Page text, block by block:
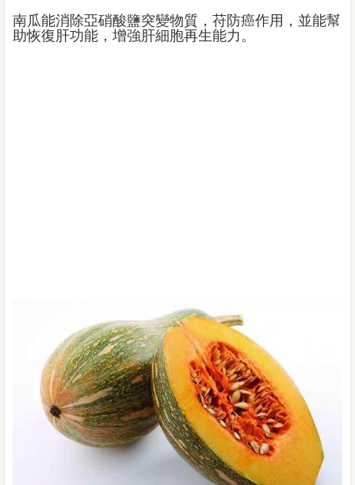
南瓜能消除亞硝酸鹽突變物質，苻防癌作用，並能幫
助恢復肝功能，增強肝細胞再生能力。